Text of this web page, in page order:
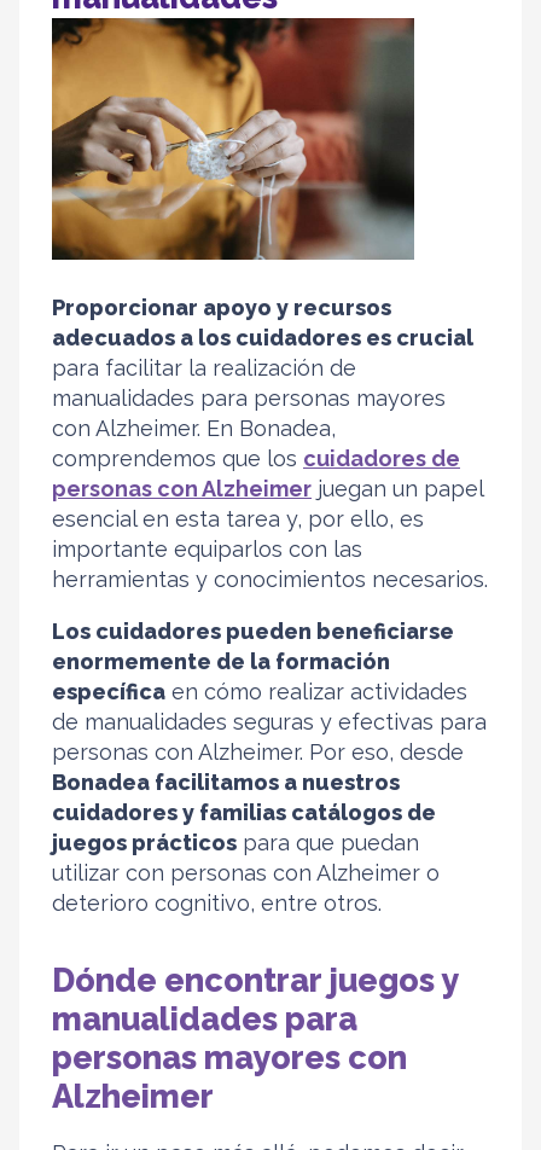
Proporcionar apoyo y recursos
adecuados a los cuidadores es crucial
para facilitar la realización de
manualidades para personas mayores
con Alzheimer. En Bonadea,
comprendemos que los cuidadores de
personas con Alzheimer juegan un papel
esencial en esta tarea y, por ello, es
importante equiparlos con las
herramientas y conocimientos necesarios.
Los cuidadores pueden beneficiarse
enormemente de la formación
específica en cómo realizar actividades
de manualidades seguras y efectivas para
personas con Alzheimer. Por eso, desde
Bonadea facilitamos a nuestros
cuidadores y familias catálogos de
juegos prácticos para que puedan
utilizar con personas con Alzheimer o
deterioro cognitivo, entre otros.
Dónde encontrar juegos y
manualidades para
personas mayores con
Alzheimer